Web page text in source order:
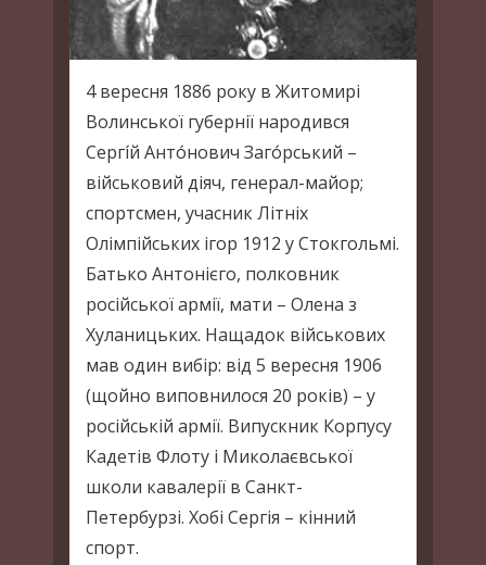
4 вересня 1886 року в Житомирі
Волинської губернії народився
Сергі́й Анто́нович Заго́рський –
військовий діяч, генерал-майор;
спортсмен, учасник Літніх
Олімпійських ігор 1912 у Стокгольмі.
Батько Антонієго, полковник
російської армії, мати – Олена з
Хуланицьких. Нащадок військових
мав один вибір: від 5 вересня 1906
(щойно виповнилося 20 років) – у
російській армії. Випускник Корпусу
Кадетів Флоту і Миколаєвської
школи кавалерії в Санкт-
Петербурзі. Хобі Сергія – кінний
спорт.